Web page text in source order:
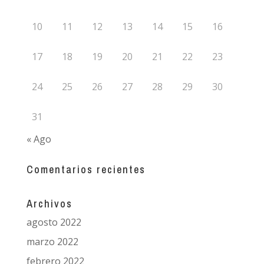
10 11 12 13 14 15 16
17 18 19 20 21 22 23
24 25 26 27 28 29 30
31
« Ago
Comentarios recientes
Archivos
agosto 2022
marzo 2022
febrero 2022